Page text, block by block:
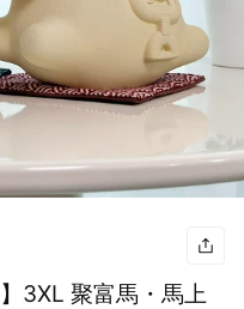
3XL 聚富馬・馬上